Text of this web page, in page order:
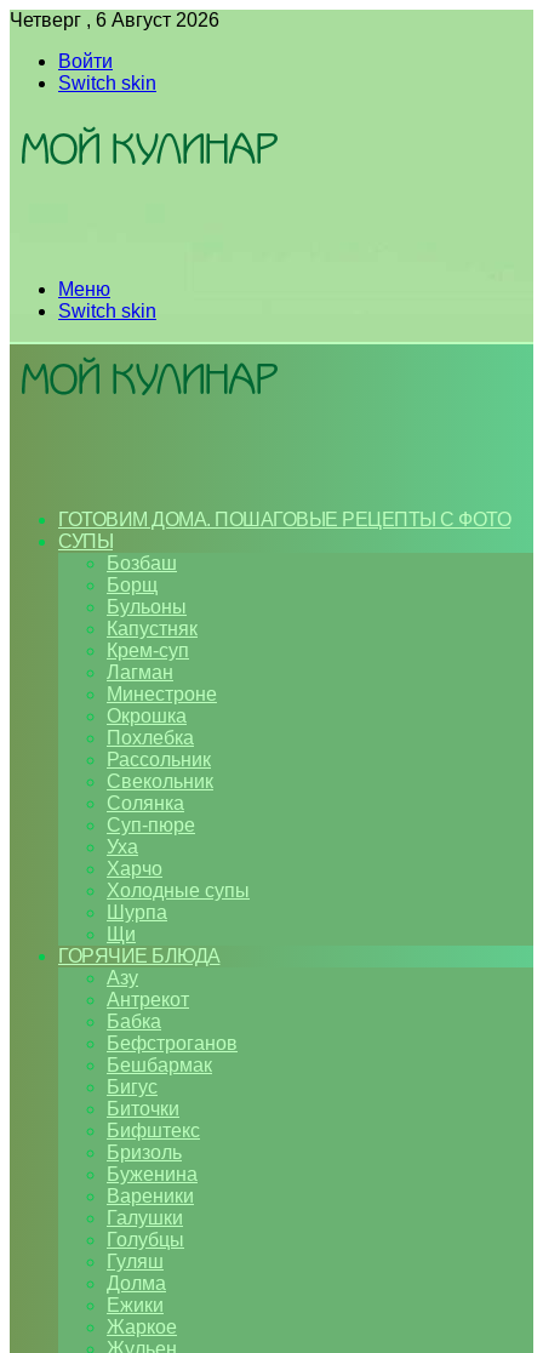
Четверг , 6 Август 2026
Войти
Switch skin
Меню
Switch skin
ГОТОВИМ ДОМА. ПОШАГОВЫЕ РЕЦЕПТЫ С ФОТО
СУПЫ
Бозбаш
Борщ
Бульоны
Капустняк
Крем-суп
Лагман
Минестроне
Окрошка
Похлебка
Рассольник
Свекольник
Солянка
Суп-пюре
Уха
Харчо
Холодные супы
Шурпа
Щи
ГОРЯЧИЕ БЛЮДА
Азу
Антрекот
Бабка
Бефстроганов
Бешбармак
Бигус
Биточки
Бифштекс
Бризоль
Буженина
Вареники
Галушки
Голубцы
Гуляш
Долма
Ежики
Жаркое
Жульен